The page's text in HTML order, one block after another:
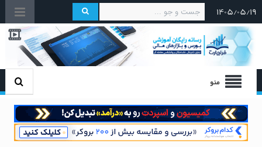
۱۴۰۵/۰۵/۱۹
منو